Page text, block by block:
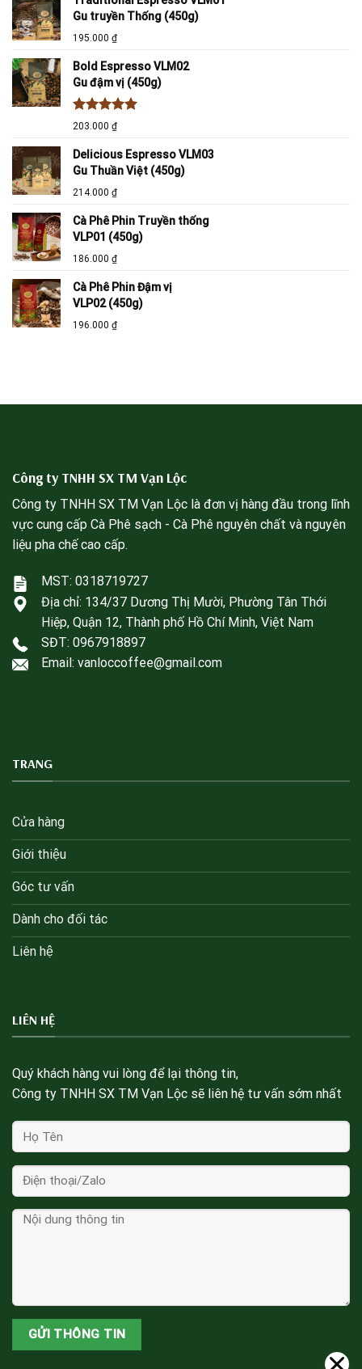
Gu truyền Thống (450g)
195.000 ₫
Bold Espresso VLM02
Gu đậm vị (450g)
Được xếp
5 sao
203.000 ₫
Delicious Espresso VLM03
Gu Thuần Việt (450g)
214.000 ₫
Cà Phê Phin Truyền thống
VLP01 (450g)
186.000 ₫
Cà Phê Phin Đậm vị
VLP02 (450g)
196.000 ₫
Công ty TNHH SX TM Vạn Lộc
Công ty TNHH SX TM Vạn Lộc là đơn vị hàng đầu trong lĩnh
vực cung cấp Cà Phê sạch - Cà Phê nguyên chất và nguyên
liệu pha chế cao cấp.
MST: 0318719727
Địa chỉ: 134/37 Dương Thị Mười, Phường Tân Thới
Hiệp, Quận 12, Thành phố Hồ Chí Minh, Việt Nam
SĐT: 0967918897
Email: vanloccoffee@gmail.com
TRANG
Cửa hàng
Giới thiệu
Góc tư vấn
Dành cho đối tác
Liên hệ
LIÊN HỆ
Quý khách hàng vui lòng để lại thông tin,
Công ty TNHH SX TM Vạn Lộc sẽ liên hệ tư vấn sớm nhất